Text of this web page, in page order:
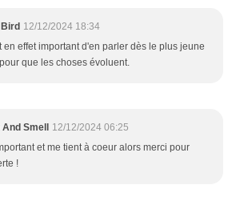
12/12/2024 18:34
en effet important d'en parler dès le plus jeune
que les choses évoluent.
Smell
12/12/2024 06:25
et me tient à coeur alors merci pour
!